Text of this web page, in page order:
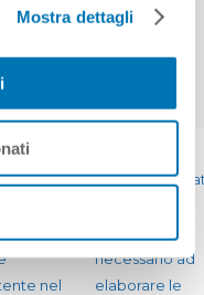
Mostra dettagli
è
sul
nel
verranno
necessario ad
elaborare le